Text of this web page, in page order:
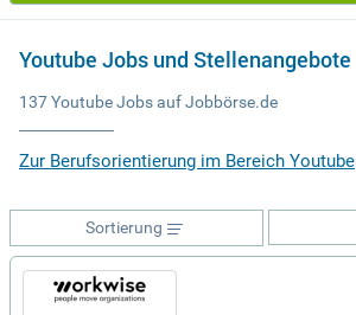
Youtube Jobs und Stellenangebote
137 Youtube Jobs auf Jobbörse.de
Zur Berufsorientierung im Bereich Youtube
Sortierung